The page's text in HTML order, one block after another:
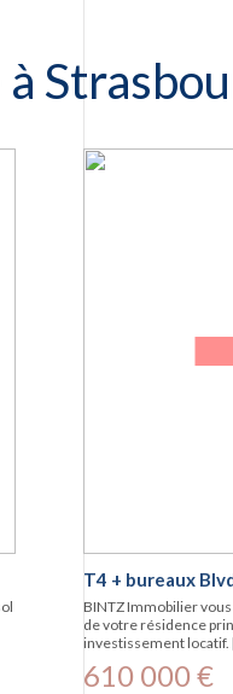
T4 + bureaux
BINTZ Immobilier
de votre résidence
investissement
610 000 €